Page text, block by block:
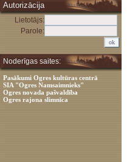
Autorizācija
Lietotājs:
Parole:
Noderīgas saites:
Pasākumi Ogres kultūras centrā
SIA "Ogres Namsaimnieks"
Ogres novada pašvaldība
Ogres rajona slimnīca